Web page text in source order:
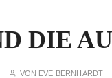
DIE
VON EVE BERNHARDT